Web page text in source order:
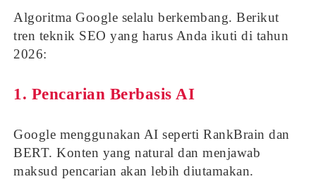
Algoritma Google selalu berkembang. Berikut
tren teknik SEO yang harus Anda ikuti di tahun
2026:
1. Pencarian Berbasis AI
Google menggunakan AI seperti RankBrain dan
BERT. Konten yang natural dan menjawab
maksud pencarian akan lebih diutamakan.